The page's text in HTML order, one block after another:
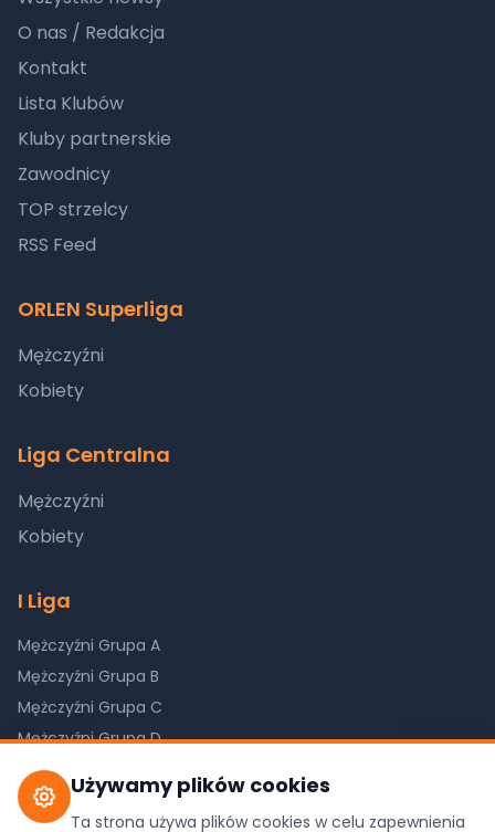
Używamy plików cookies
Ta strona używa plików cookies w celu zapewnienia
O nas / Redakcja
Kontakt
Lista Klubów
Kluby partnerskie
Zawodnicy
TOP strzelcy
RSS Feed
ORLEN Superliga
Mężczyźni
Kobiety
Liga Centralna
Mężczyźni
Kobiety
I Liga
Mężczyźni Grupa A
Mężczyźni Grupa B
Mężczyźni Grupa C
Mężczyźni Grupa D
Kobiety Grupa A
Kobiety Grupa B